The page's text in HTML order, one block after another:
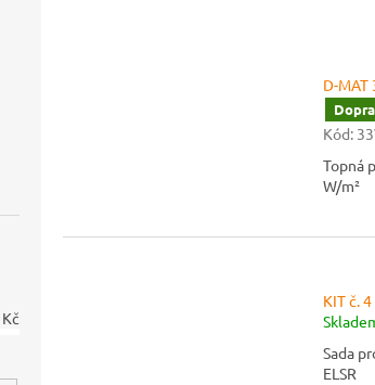
Kč
t
d
D-MAT
Kód:
Topná
W/m²
KIT č.
Sada
ELSR